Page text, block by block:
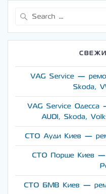
VAG Service —
Skoda,
VAG Service Одесса
AUDI, Skoda,
СТО Ауди Киев —
СТО Порше Киев —
СТО БМВ Киев —